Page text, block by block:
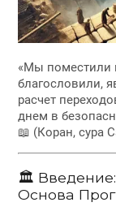
«Мы поместили
благословили,
расчет
днем в
📖 (Коран, сура
🏛
Основа